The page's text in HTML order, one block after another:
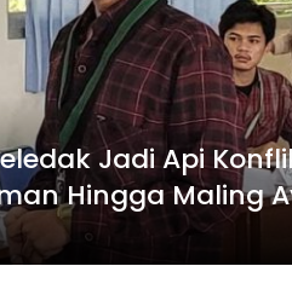
Jadi Api
Hingga Maling